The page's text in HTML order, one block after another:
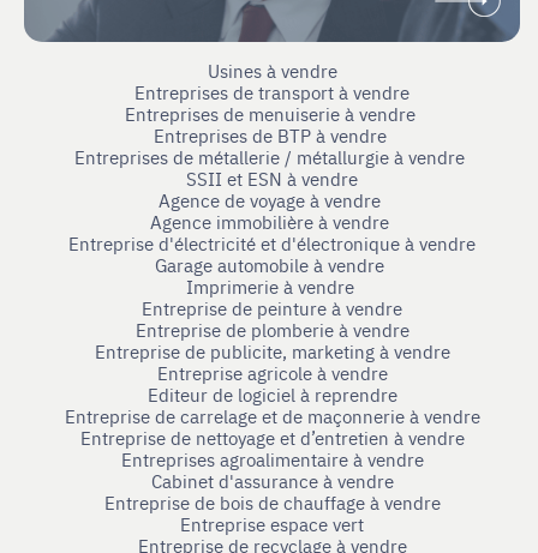
Usines à vendre
Entreprises de transport à vendre
Entreprises de menuiserie à vendre
Entreprises de BTP à vendre
Entreprises de métallerie / métallurgie à vendre
SSII et ESN à vendre
Agence de voyage à vendre
Agence immobilière à vendre
Entreprise d'électricité et d'électronique à vendre
Garage automobile à vendre
Imprimerie à vendre
Entreprise de peinture à vendre
Entreprise de plomberie à vendre
Entreprise de publicite, marketing à vendre
Entreprise agricole à vendre
Editeur de logiciel à reprendre
Entreprise de carrelage et de maçonnerie à vendre
Entreprise de nettoyage et d’entretien à vendre
Entreprises agroalimentaire à vendre
Cabinet d'assurance à vendre
Entreprise de bois de chauffage à vendre
Entreprise espace vert
Entreprise de recyclage à vendre